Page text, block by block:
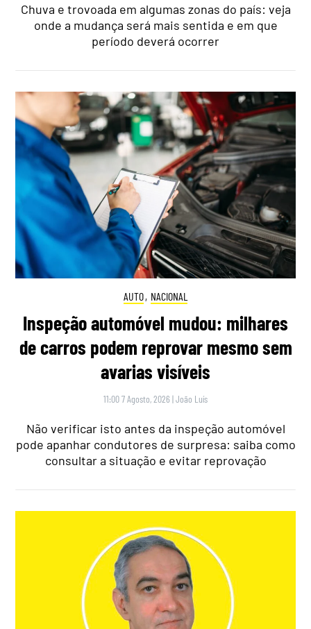
Chuva e trovoada em algumas zonas do país: veja
onde a mudança será mais sentida e em que
período deverá ocorrer
AUTO, NACIONAL
Inspeção automóvel mudou: milhares
de carros podem reprovar mesmo sem
avarias visíveis
11:00 7 Agosto, 2026 |João Luís
Não verificar isto antes da inspeção automóvel
pode apanhar condutores de surpresa: saiba como
consultar a situação e evitar reprovação